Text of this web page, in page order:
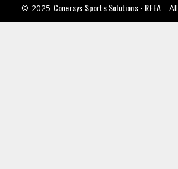
© 2025 Conersys Sports Solutions - RFEA -